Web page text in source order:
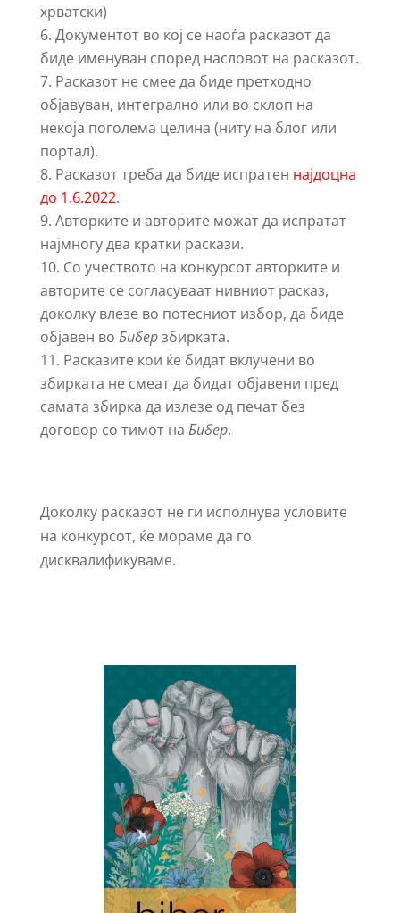
хрватски)
Документот во кој се наоѓа расказот да
биде именуван според насловот на расказот.
Расказот не смее да биде претходно
објавуван, интегрално или во склоп на
некоја поголема целина (ниту на блог или
портал).
Расказот треба да биде испратен најдоцна
до 1.6.2022.
Авторките и авторите можат да испратат
најмногу два кратки раскази.
Со учеството на конкурсот авторките и
авторите се согласуваат нивниот расказ,
доколку влезе во потесниот избор, да биде
објавен во Биберзбирката.
Расказите кои ќе бидат вклучени во
збирката не смеат да бидат објавени пред
самата збирка да излезе од печат без
договор со тимот на Бибер.
Доколку расказот не ги исполнува условите
на конкурсот, ќе мораме да го
дисквалификуваме.